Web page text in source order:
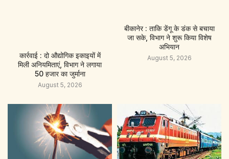
कार्रवाई : दो औद्योगिक इकाइयों में
मिली अनियमिताएं, विभाग ने लगाया
50 हजार का जुर्माना
August 5, 2026
बीकानेर : ताकि डेंगू के डंक से बचाया
जा सके, विभाग ने शुरू किया विशेष
अभियान
August 5, 2026